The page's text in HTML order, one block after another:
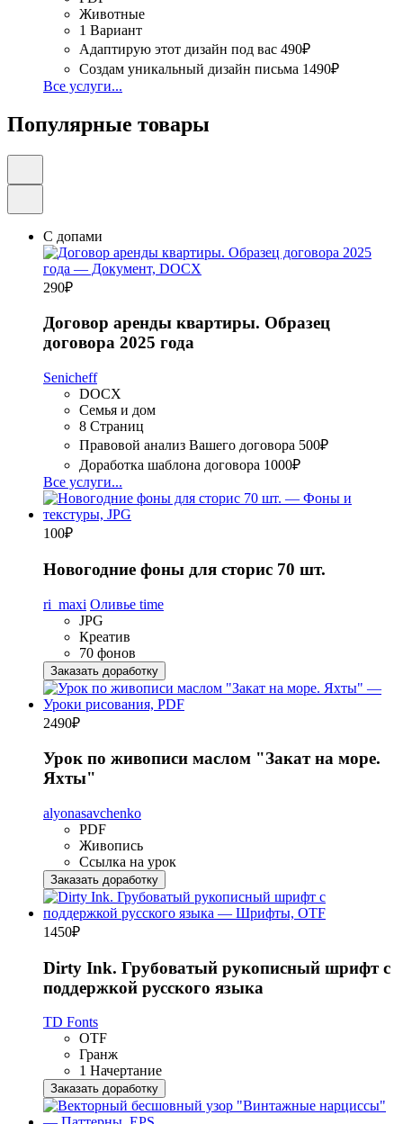
Животные
1 Вариант
Адаптирую этот дизайн под вас 490₽
Создам уникальный дизайн письма 1490₽
Все услуги...
Популярные товары
С допами
290₽
Договор аренды квартиры. Образец
договора 2025 года
Senicheff
DOCX
Семья и дом
8 Страниц
Правовой анализ Вашего договора 500₽
Доработка шаблона договора 1000₽
Все услуги...
100₽
Новогодние фоны для сторис 70 шт.
ri_maxi Оливье time
JPG
Креатив
70 фонов
Заказать доработку
2490₽
Урок по живописи маслом "Закат на море.
Яхты"
alyonasavchenko
PDF
Живопись
Ссылка на урок
Заказать доработку
1450₽
Dirty Ink. Грубоватый рукописный шрифт с
поддержкой русского языка
TD Fonts
OTF
Гранж
1 Начертание
Заказать доработку